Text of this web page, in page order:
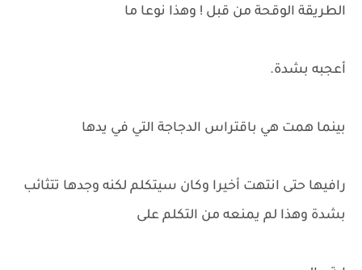
الطريقة الوقحة من قبل ! وهذا نوعا ما
أعجبه بشدة.
بينما همت هي باقتراس الدجاجة التي في يدها
رافيها حتى انتهت أخيرا وكان سيتكلم لكنه وجدها تتثائب
بشدة وهذا لم يمنعه من التكلم على